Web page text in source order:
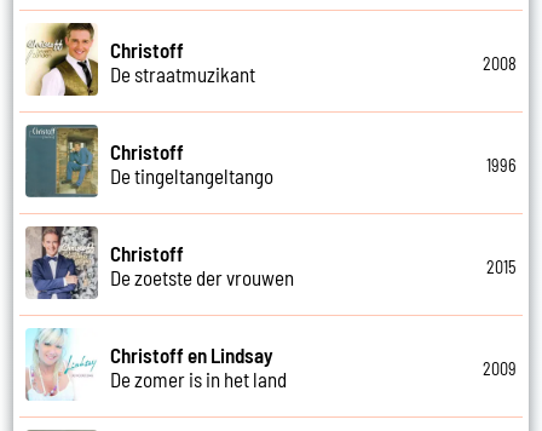
Christoff
De straatmuzikant
2008
Christoff
De tingeltangeltango
1996
Christoff
De zoetste der vrouwen
2015
Christoff en Lindsay
De zomer is in het land
2009